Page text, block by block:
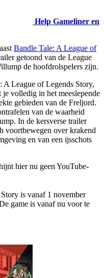
Help Gameliner en
Bandle Tale: A League of
getoond van de League
de hoofdrolspelers zijn.
League of Legends Story,
volledig in het meeslepende
gebieden van de Freljord.
van de waarheid
In de kersverse trailer
voortbewegen over krakend
en van een ijsschots
hier nu geen YouTube-
is vanaf 1 november
game is vanaf nu voor te